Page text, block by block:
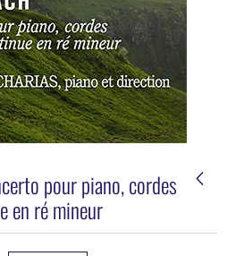
pour piano, cordes
en ré mineur